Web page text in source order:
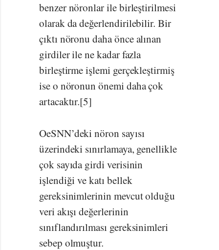
benzer nöronlar ile birleştirilmesi
olarak da değerlendirilebilir. Bir
çıktı nöronu daha önce alınan
girdiler ile ne kadar fazla
birleştirme işlemi gerçekleştirmiş
ise o nöronun önemi daha çok
artacaktır.[5]
OeSNN’deki nöron sayısı
üzerindeki sınırlamaya, genellikle
çok sayıda girdi verisinin
işlendiği ve katı bellek
gereksinimlerinin mevcut olduğu
veri akışı değerlerinin
sınıflandırılması gereksinimleri
sebep olmuştur.